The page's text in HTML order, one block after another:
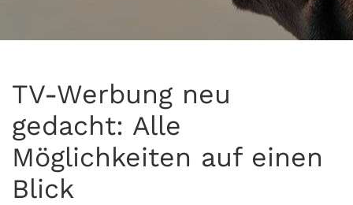
TV-Werbung neu
gedacht: Alle
Möglichkeiten auf einen
Blick